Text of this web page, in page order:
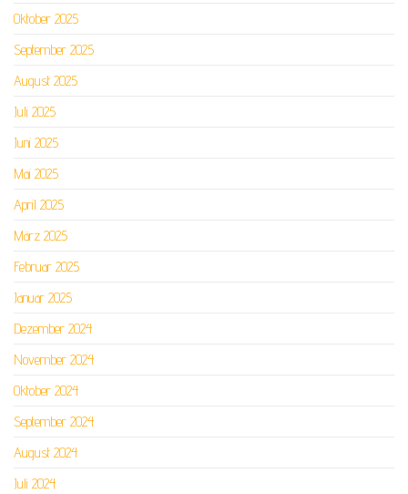
Oktober 2025
September 2025
August 2025
Juli 2025
Juni 2025
Mai 2025
April 2025
März 2025
Februar 2025
Januar 2025
Dezember 2024
November 2024
Oktober 2024
September 2024
August 2024
Juli 2024